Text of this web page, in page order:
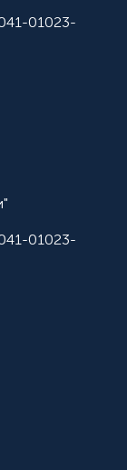
01023-
01023-